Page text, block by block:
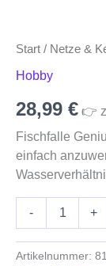
Start / Netze &
Hobby
28,99 € 👉
Fischfalle
einfach
- +
Artikelnummer: